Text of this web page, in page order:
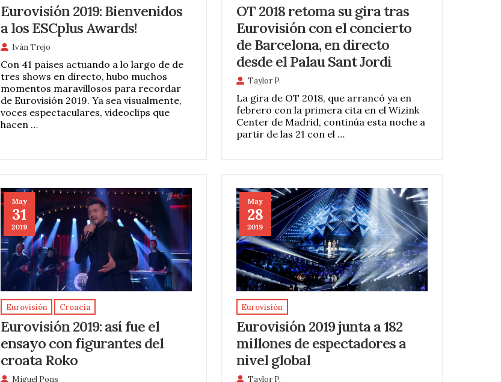
Eurovisión 2019: Bienvenidos
a los ESCplus Awards!
Iván Trejo
Con 41 países actuando a lo largo de de
tres shows en directo, hubo muchos
momentos maravillosos para recordar
de Eurovisión 2019. Ya sea visualmente,
voces espectaculares, videoclips que
hacen …
OT 2018 retoma su gira tras
Eurovisión con el concierto
de Barcelona, en directo
desde el Palau Sant Jordi
Taylor P.
La gira de OT 2018, que arrancó ya en
febrero con la primera cita en el Wizink
Center de Madrid, continúa esta noche a
partir de las 21 con el …
May
31
2019
Eurovisión Croacia
Eurovisión 2019: así fue el
ensayo con figurantes del
croata Roko
Miguel Pons
May
28
2019
Eurovisión
Eurovisión 2019 junta a 182
millones de espectadores a
nivel global
Taylor P.